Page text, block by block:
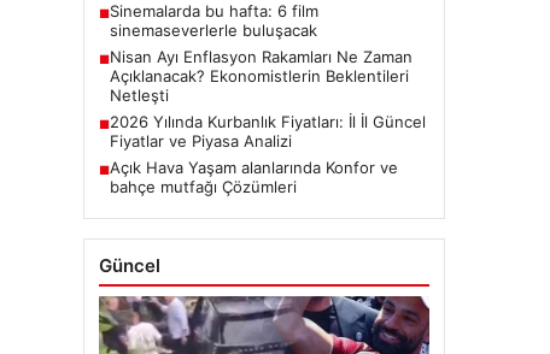
■Sinemalarda bu hafta: 6 film
sinemaseverlerle buluşacak
■Nisan Ayı Enflasyon Rakamları Ne Zaman
Açıklanacak? Ekonomistlerin Beklentileri
Netleşti
■2026 Yılında Kurbanlık Fiyatları: İl İl Güncel
Fiyatlar ve Piyasa Analizi
■Açık Hava Yaşam alanlarında Konfor ve
bahçe mutfağı Çözümleri
Güncel